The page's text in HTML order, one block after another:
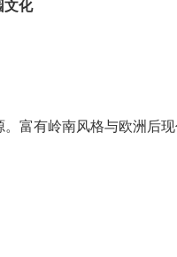
文化
富有岭南风格与欧洲后